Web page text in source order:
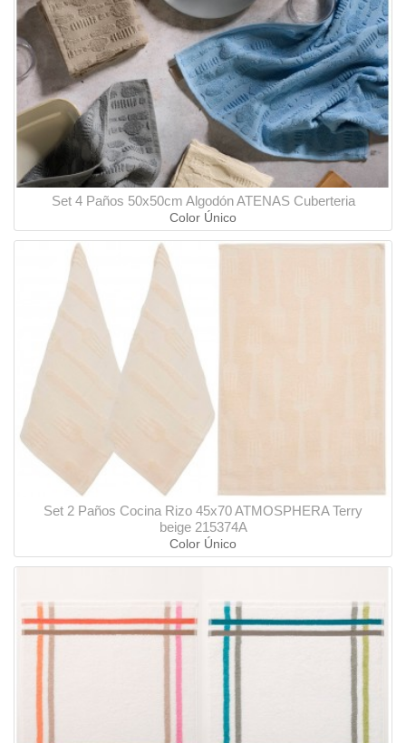
Set 4 Paños 50x50cm Algodón ATENAS Cuberteria
Color Único
Set 2 Paños Cocina Rizo 45x70 ATMOSPHERA Terry
beige 215374A
Color Único